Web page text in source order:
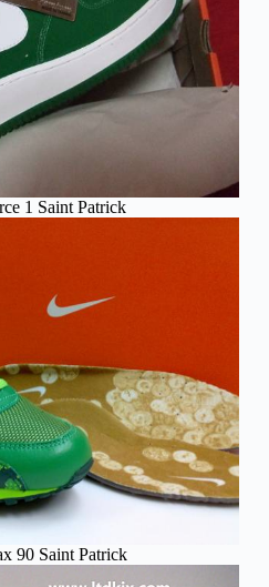
1 Saint Patrick
90 Saint Patrick